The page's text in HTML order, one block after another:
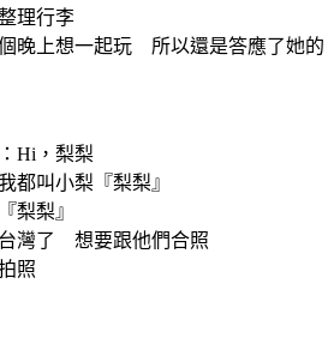
理行李
晚上想一起玩 所以還是答應了她的
Hi，梨梨
都叫小梨『梨梨』
梨梨』
灣了 想要跟他們合照
照